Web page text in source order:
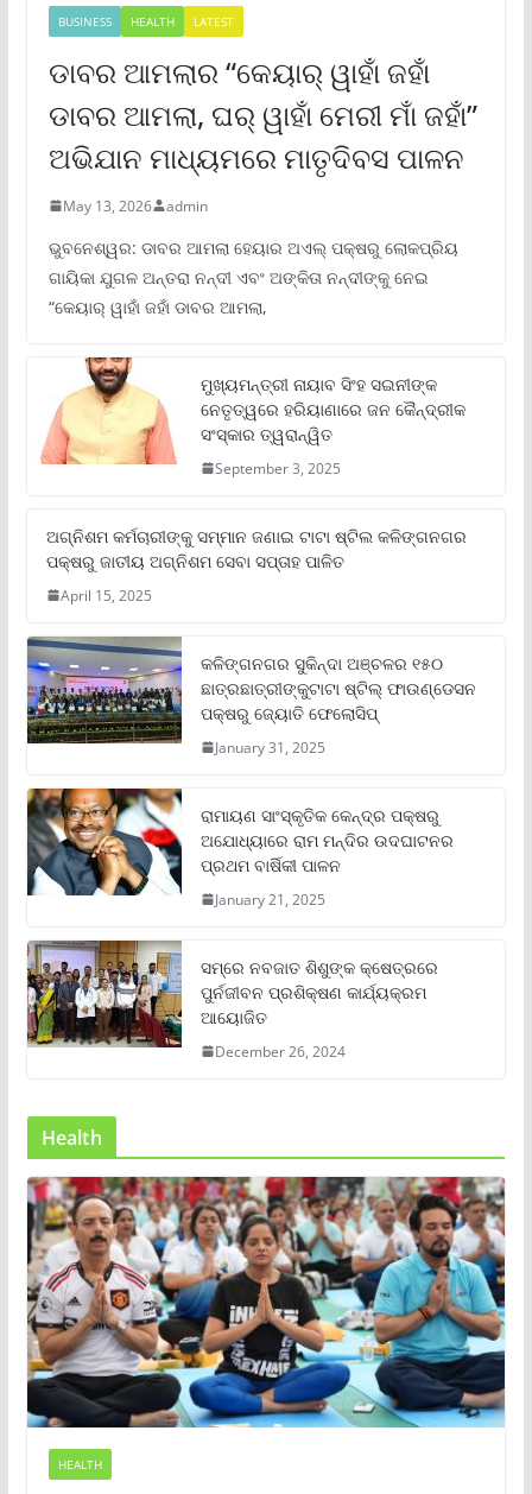
BUSINESS HEALTH LATEST
ଡାବର ଆମଲାର “କେୟାର୍ ୱାହାଁ ଜହାଁ
ଡାବର ଆମଲା, ଘର୍ ୱାହାଁ ମେରୀ ମାଁ ଜହାଁ”
ଅଭିଯାନ ମାଧ୍ୟମରେ ମାତୃଦିବସ ପାଳନ
May 13, 2026 admin
ଭୁବନେଶ୍ୱର: ଡାବର ଆମଲା ହେୟାର ଅଏଲ୍ ପକ୍ଷରୁ ଲୋକପ୍ରିୟ
ଗାୟିକା ଯୁଗଳ ଅନ୍ତରା ନନ୍ଦୀ ଏବଂ ଅଙ୍କିତା ନନ୍ଦୀଙ୍କୁ ନେଇ
“କେୟାର୍ ୱାହାଁ ଜହାଁ ଡାବର ଆମଲା,
ମୁଖ୍ୟମନ୍ତ୍ରୀ ନାୟାବ ସିଂହ ସଇନୀଙ୍କ
ନେତୃତ୍ୱରେ ହରିୟାଣାରେ ଜନ କୈନ୍ଦ୍ରୀକ
ସଂସ୍କାର ତ୍ୱରାନ୍ୱିତ
September 3, 2025
ଅଗ୍ନିଶମ କର୍ମଚାରୀଙ୍କୁ ସମ୍ମାନ ଜଣାଇ ଟାଟା ଷ୍ଟିଲ କଳିଙ୍ଗନଗର
ପକ୍ଷରୁ ଜାତୀୟ ଅଗ୍ନିଶମ ସେବା ସପ୍ତାହ ପାଳିତ
April 15, 2025
କଳିଙ୍ଗନଗର ସୁକିନ୍ଦା ଅଞ୍ଚଳର ୧୫୦
ଛାତ୍ରଛାତ୍ରୀଙ୍କୁଟାଟା ଷ୍ଟିଲ୍ ଫାଉଣ୍ଡେସନ
ପକ୍ଷରୁ ଜ୍ୟୋତି ଫେଲୋସିପ୍‌
January 31, 2025
ରାମାୟଣ ସାଂସ୍କୃତିକ କେନ୍ଦ୍ର ପକ୍ଷରୁ
ଅଯୋଧ୍ୟାରେ ରାମ ମନ୍ଦିର ଉଦଘାଟନର
ପ୍ରଥମ ବାର୍ଷିକୀ ପାଳନ
January 21, 2025
ସମ୍‌ରେ ନବଜାତ ଶିଶୁଙ୍କ କ୍ଷେତ୍ରରେ
ପୁର୍ନଜୀବନ ପ୍ରଶିକ୍ଷଣ କାର୍ଯ୍ୟକ୍ରମ
ଆୟୋଜିତ
December 26, 2024
Health
HEALTH